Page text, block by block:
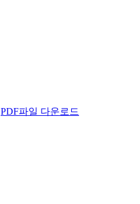
PDF파일 다운로드